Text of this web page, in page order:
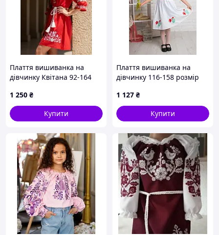
Плаття вишиванка на
дівчинку Квітана 92-164
1 250 ₴
Купити
Плаття вишиванка на
дівчинку 116-158 розмір
1 127 ₴
Купити